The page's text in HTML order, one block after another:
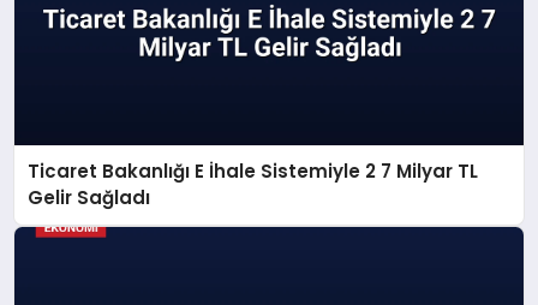
Ticaret Bakanlığı E İhale Sistemiyle 2 7 Milyar TL
Gelir Sağladı